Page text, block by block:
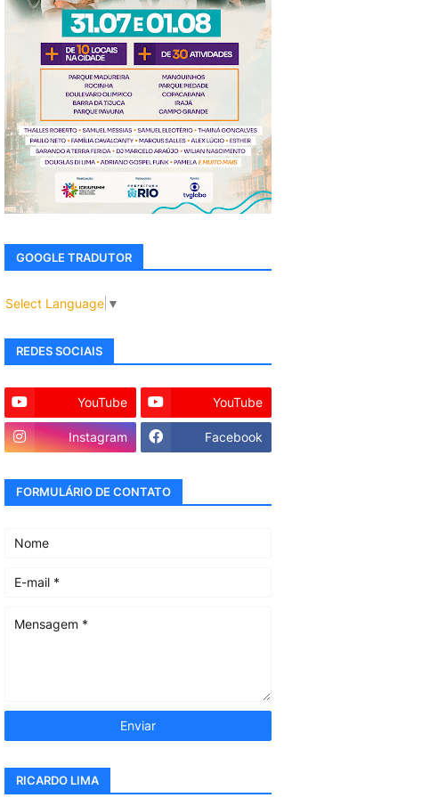
GOOGLE TRADUTOR
Select Language ▼
REDES SOCIAIS
YouTube YouTube
Instagram Facebook
FORMULÁRIO DE CONTATO
RICARDO LIMA